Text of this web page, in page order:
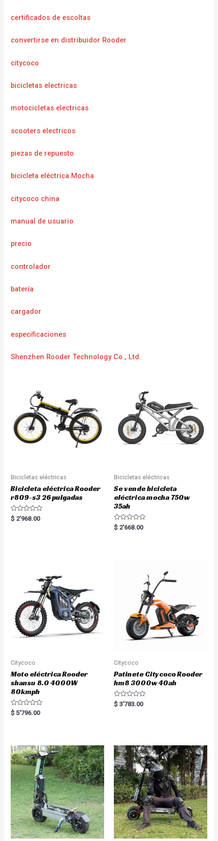
certificados de escoltas
convertirse en distribuidor Rooder
citycoco
bicicletas electricas
motocicletas electricas
scooters electricos
piezas de repuesto
bicicleta eléctrica Mocha
citycoco china
manual de usuario
precio
controlador
batería
cargador
especificaciones
Shenzhen Rooder Technology Co., Ltd.
Bicicletas eléctricas
Bicicleta eléctrica Rooder
r809-s3 26 pulgadas
R
a
$ 2'968.00
Bicicletas eléctricas
Se vende bicicleta
eléctrica mocha 750w
35ah
R
a
$ 2'668.00
Citycoco
Moto eléctrica Rooder
shansu 8.0 4000W
80kmph
R
a
o
u
t
o
f
$ 5'796.00
Citycoco
Patinete Citycoco Rooder
hm8 3000w 40ah
R
a
t
o
f
5
$ 3'783.00